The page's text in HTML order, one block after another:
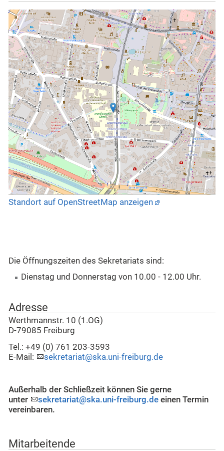
Standort auf OpenStreetMap anzeigen
Die Öffnungszeiten des Sekretariats sind:
Dienstag und Donnerstag von 10.00 - 12.00 Uhr.
Adresse
Werthmannstr. 10 (1.OG)
D-79085 Freiburg
Tel.: +49 (0) 761 203-3593
E-Mail:
sekretariat@ska.uni-freiburg.de
Außerhalb der Schließzeit können Sie gerne
unter
sekretariat@ska.uni-freiburg.de einen Termin
vereinbaren.
Mitarbeitende